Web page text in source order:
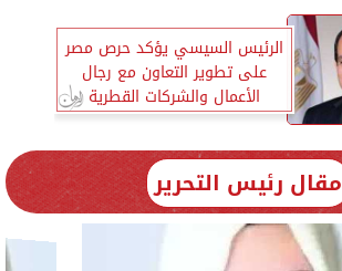
الرئيس السيسي يؤكد حرص مصر
على تطوير التعاون مع رجال
الأعمال والشركات القطرية
مقال رئيس التحرير